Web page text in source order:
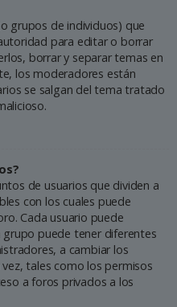
grupos de individuos) que
para editar o borrar
borrar y separar temas en
los moderadores están
se salgan del tema tratado
de usuarios que dividen a
con los cuales puede
Cada usuario puede
puede tener diferentes
a cambiar los
tales como los permisos
a foros privados a los